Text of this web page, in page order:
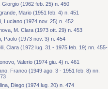
Giorgio (1962 feb. 25) n. 450
Mario (1951 feb. 4) n. 451
Luciano (1974 nov. 25) n. 452
M. Clara (1973 ott. 29) n. 453
Paolo (1973 nov. 3) n. 454
Clara (1972 lug. 31 - 1975 feb. 19) nn. 455-
Valerio (1974 giu. 4) n. 461
Franco (1949 ago. 3 - 1951 feb. 8) nn.
Diego (1974 lug. 20) n. 474